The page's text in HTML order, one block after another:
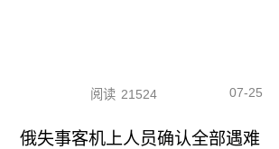
阅读 21524 07-25
俄失事客机上人员确认全部遇难